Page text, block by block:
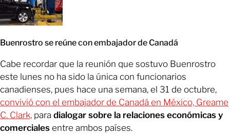
Buenrostro se reúne con embajador de Canadá
Cabe recordar que la reunión que sostuvo Buenrostro
este lunes no ha sido la única con funcionarios
canadienses, pues hace una semana, el 31 de octubre,
convivió con el embajador de Canadá en México, Greame
C. Clark, para dialogar sobre la relaciones económicas y
comerciales entre ambos países.